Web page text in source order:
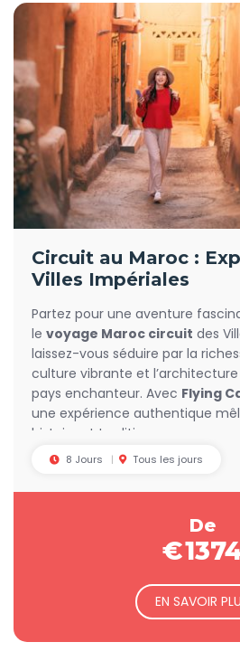
Circuit au Maroc :
Villes Impériales
Partez pour une aventure
le voyage Maroc circuit des
laissez-vous séduire par la
culture vibrante et
pays enchanteur. Avec Flying
une expérience authentique
histoire et traditions.
8 Jours Tous les jours
De
€
EN SAVOIR